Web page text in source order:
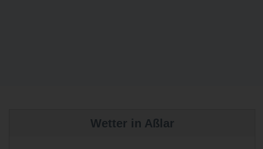
Wetter in Aßlar